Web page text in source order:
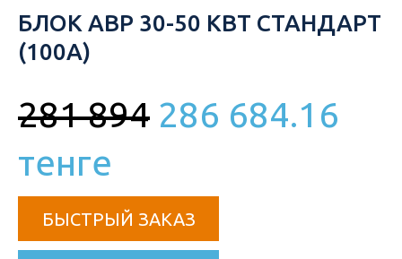
БЛОК АВР 30-50 КВТ СТАНДАРТ
(100А)
281 894 286 684.16
тенге
БЫСТРЫЙ ЗАКАЗ